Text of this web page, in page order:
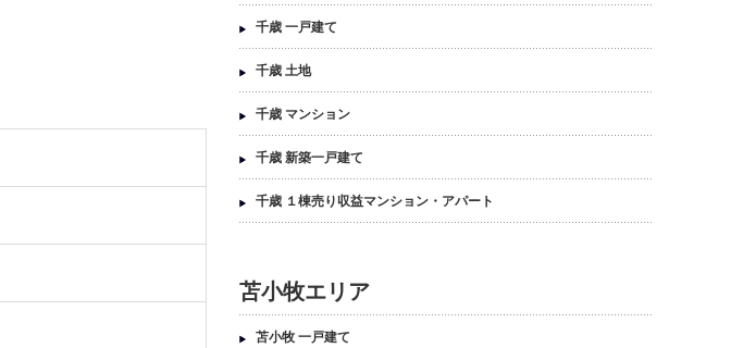
千歳 一戸建て
千歳 土地
千歳 マンション
千歳 新築一戸建て
千歳 １棟売り収益マンション・アパート
苫小牧エリア
苫小牧 一戸建て